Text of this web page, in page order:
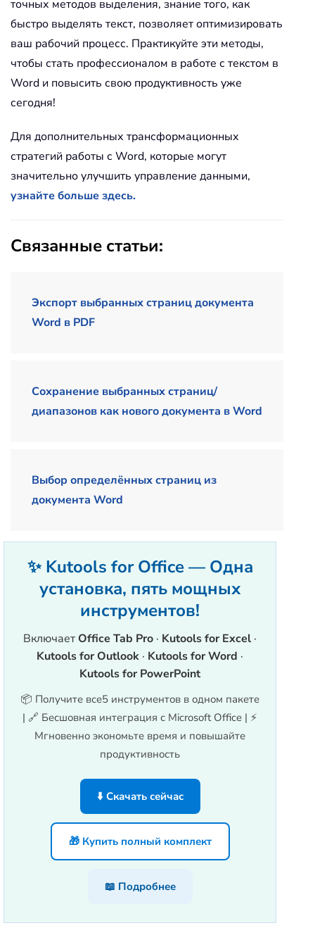
точных методов выделения, знание того, как
быстро выделять текст, позволяет оптимизировать
ваш рабочий процесс. Практикуйте эти методы,
чтобы стать профессионалом в работе с текстом в
Word и повысить свою продуктивность уже
сегодня!
Для дополнительных трансформационных
стратегий работы с Word, которые могут
значительно улучшить управление данными,
узнайте больше здесь.
Связанные статьи:
Экспорт выбранных страниц документа
Word в PDF
Сохранение выбранных страниц/
диапазонов как нового документа в Word
Выбор определённых страниц из
документа Word
✨ Kutools for Office — Одна
установка, пять мощных
инструментов!
ВключаетOffice Tab Pro · Kutools for Excel ·
Kutools for Outlook · Kutools for Word ·
Kutools for PowerPoint
📦 Получите все5 инструментов в одном пакете
| 🔗 Бесшовная интеграция с Microsoft Office | ⚡
Мгновенно экономьте время и повышайте
продуктивность
⬇️ Скачать сейчас
🎁 Купить полный комплект
📖 Подробнее